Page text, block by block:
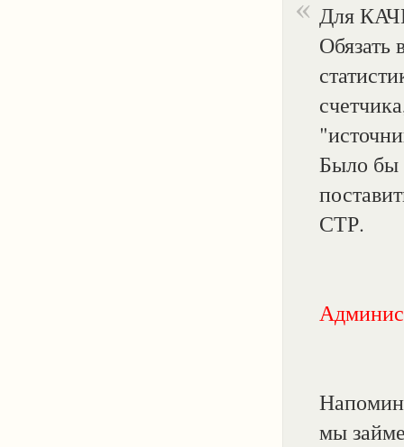
Для
Обязать
Было бы
СТР.
мы